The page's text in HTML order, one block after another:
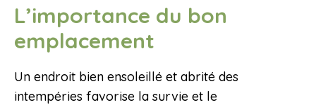
L’importance du bon
emplacement
Un endroit bien ensoleillé et abrité des
intempéries favorise la survie et le